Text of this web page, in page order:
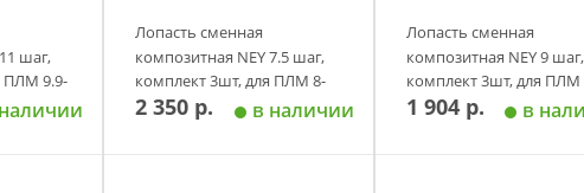
шаг,
ПЛМ 9.9-
Лопасть сменная
композитная NEY 7.5 шаг,
комплект 3шт, для ПЛМ 8-
9.8 л.с.
2 350 р. в наличии
Лопасть сменная
композитная NEY 9 шаг,
комплект 3шт, для ПЛМ
20 л.с.
1 904 р. в